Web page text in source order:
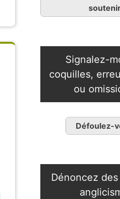
Signalez-
coquilles,
ou
Défoulez-
Dénoncez